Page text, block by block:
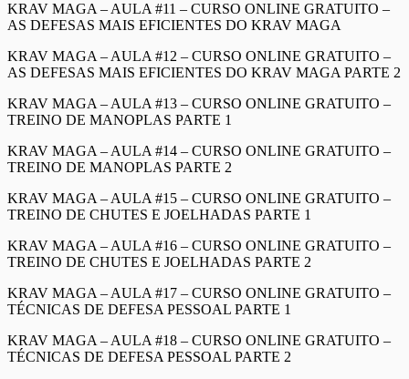
KRAV MAGA – AULA #11 – CURSO ONLINE GRATUITO –
AS DEFESAS MAIS EFICIENTES DO KRAV MAGA
KRAV MAGA – AULA #12 – CURSO ONLINE GRATUITO –
AS DEFESAS MAIS EFICIENTES DO KRAV MAGA PARTE 2
KRAV MAGA – AULA #13 – CURSO ONLINE GRATUITO –
TREINO DE MANOPLAS PARTE 1
KRAV MAGA – AULA #14 – CURSO ONLINE GRATUITO –
TREINO DE MANOPLAS PARTE 2
KRAV MAGA – AULA #15 – CURSO ONLINE GRATUITO –
TREINO DE CHUTES E JOELHADAS PARTE 1
KRAV MAGA – AULA #16 – CURSO ONLINE GRATUITO –
TREINO DE CHUTES E JOELHADAS PARTE 2
KRAV MAGA – AULA #17 – CURSO ONLINE GRATUITO –
TÉCNICAS DE DEFESA PESSOAL PARTE 1
KRAV MAGA – AULA #18 – CURSO ONLINE GRATUITO –
TÉCNICAS DE DEFESA PESSOAL PARTE 2